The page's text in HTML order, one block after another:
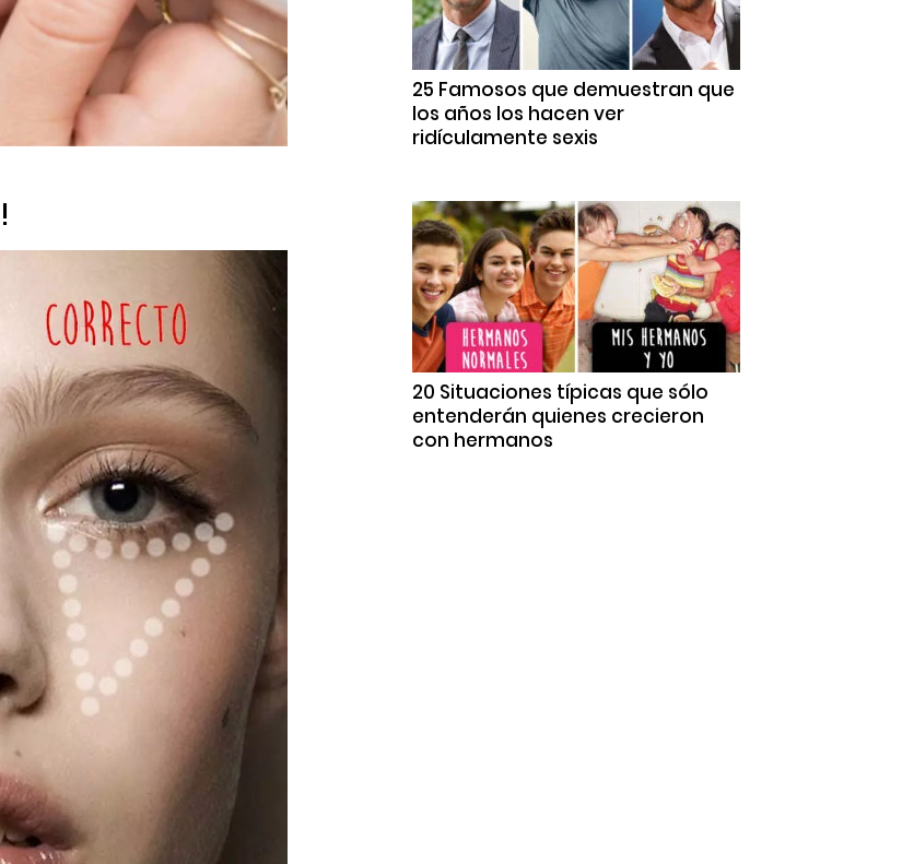
25 Famosos que demuestran que
los años los hacen ver
ridículamente sexis
20 Situaciones típicas que sólo
entenderán quienes crecieron
con hermanos